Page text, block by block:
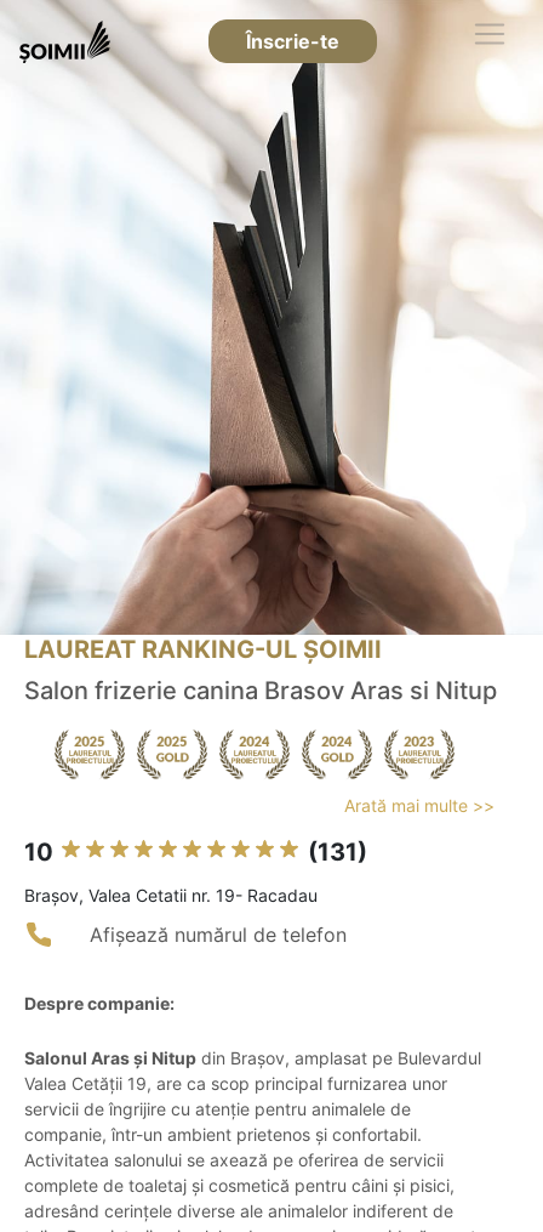
Înscrie-te
LAUREAT RANKING-UL ȘOIMII
Salon frizerie canina Brasov Aras si Nitup
Arată mai multe >>
10 (131)
Braşov, Valea Cetatii nr. 19- Racadau
Afișează numărul de telefon
Despre companie:
Salonul Aras și Nitup din Brașov, amplasat pe Bulevardul
Valea Cetății 19, are ca scop principal furnizarea unor
servicii de îngrijire cu atenție pentru animalele de
companie, într-un ambient prietenos și confortabil.
Activitatea salonului se axează pe oferirea de servicii
complete de toaletaj și cosmetică pentru câini și pisici,
adresând cerințele diverse ale animalelor indiferent de